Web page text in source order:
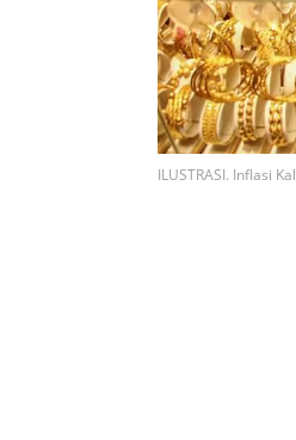
ILUSTRASI. Inflasi